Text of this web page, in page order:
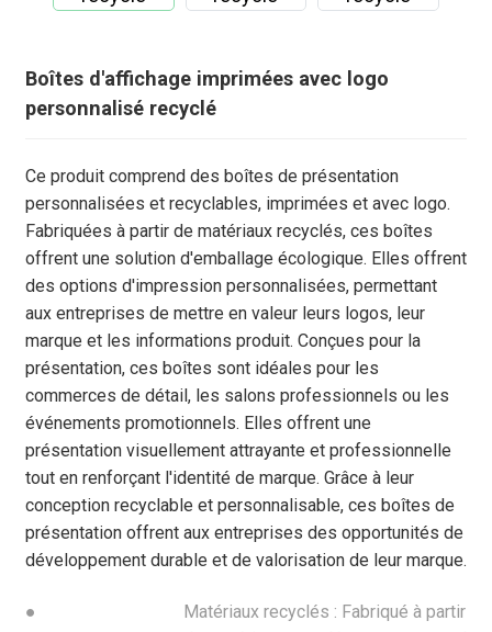
Boîtes d'affichage imprimées avec logo
personnalisé recyclé
Ce produit comprend des boîtes de présentation
personnalisées et recyclables, imprimées et avec logo.
Fabriquées à partir de matériaux recyclés, ces boîtes
offrent une solution d'emballage écologique. Elles offrent
des options d'impression personnalisées, permettant
aux entreprises de mettre en valeur leurs logos, leur
marque et les informations produit. Conçues pour la
présentation, ces boîtes sont idéales pour les
commerces de détail, les salons professionnels ou les
événements promotionnels. Elles offrent une
présentation visuellement attrayante et professionnelle
tout en renforçant l'identité de marque. Grâce à leur
conception recyclable et personnalisable, ces boîtes de
présentation offrent aux entreprises des opportunités de
développement durable et de valorisation de leur marque.
●
Matériaux recyclés : Fabriqué à partir